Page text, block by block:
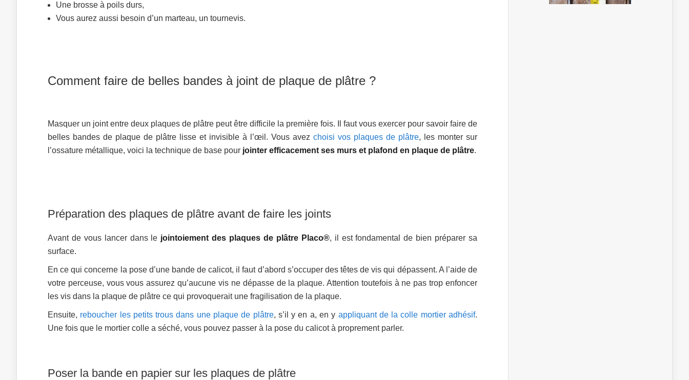
Une brosse à poils durs,
Vous aurez aussi besoin d’un marteau, un tournevis.
Comment faire de belles bandes à joint de plaque de plâtre ?
Masquer un joint entre deux plaques de plâtre peut être difficile la première fois. Il faut vous exercer pour savoir faire de
belles bandes de plaque de plâtre lisse et invisible à l’œil. Vous avez choisi vos plaques de plâtre, les monter sur
l’ossature métallique, voici la technique de base pour jointer efficacement ses murs et plafond en plaque de plâtre.
Préparation des plaques de plâtre avant de faire les joints
Avant de vous lancer dans le jointoiement des plaques de plâtre Placo®, il est fondamental de bien préparer sa
surface.
En ce qui concerne la pose d’une bande de calicot, il faut d’abord s’occuper des têtes de vis qui dépassent. A l’aide de
votre perceuse, vous vous assurez qu’aucune vis ne dépasse de la plaque. Attention toutefois à ne pas trop enfoncer
les vis dans la plaque de plâtre ce qui provoquerait une fragilisation de la plaque.
Ensuite, reboucher les petits trous dans une plaque de plâtre, s’il y en a, en y appliquant de la colle mortier adhésif.
Une fois que le mortier colle a séché, vous pouvez passer à la pose du calicot à proprement parler.
Poser la bande en papier sur les plaques de plâtre